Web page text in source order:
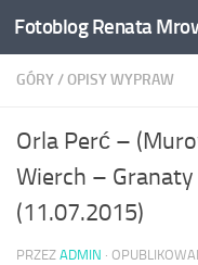
Przeskocz do treści
Fotoblog Renata
GÓRY/OPISY WYPRAW
Orla Perć –
Wierch – Granaty
(11.07.2015)
PRZEZ ADMIN ·